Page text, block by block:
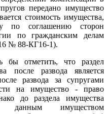
передано имущество
стоимость имущества,
по соглашению сторон
по гражданским делам
№ 88-КГ16-1).
бы отметить, что раздел
после развода является
развода за супругами
на имущество - право
до раздела имущества
данным имуществом